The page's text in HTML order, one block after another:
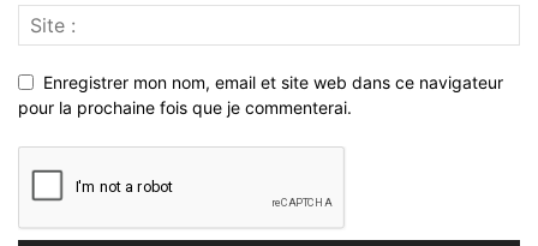
Enregistrer mon nom, email et site web dans ce navigateur
pour la prochaine fois que je commenterai.